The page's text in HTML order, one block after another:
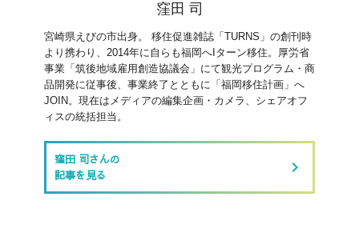
窪田 司
宮崎県えびの市出身。 移住促進雑誌「TURNS」の創刊時
より携わり、2014年に自らも福岡へIターン移住。厚労省
事業「筑後地域雇用創造協議会」にて観光プログラム・商
品開発に従事後、事業終了とともに「福岡移住計画」へ
JOIN。現在はメディアの編集企画・カメラ、シェアオフ
ィスの統括担当。
窪田 司さんの
記事を見る
keyboard_arrow_right